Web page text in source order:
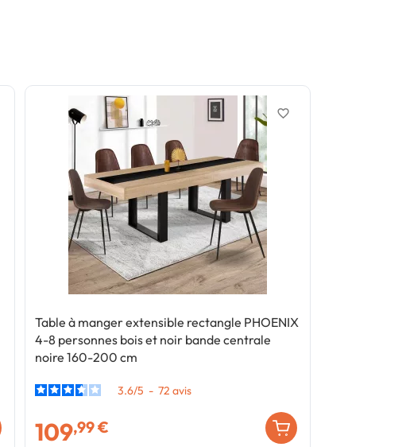
Table à manger extensible rectangle PHOENIX
4-8 personnes bois et noir bande centrale
noire 160-200 cm
3.6/5 - 72 avis
109,99 €
favorite_border